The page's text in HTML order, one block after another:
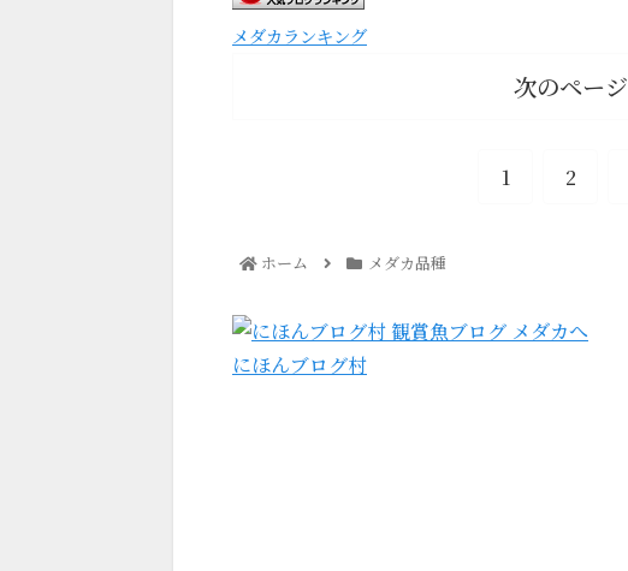
メダカランキング
次のページ
1 2
ホーム メダカ品種
にほんブログ村